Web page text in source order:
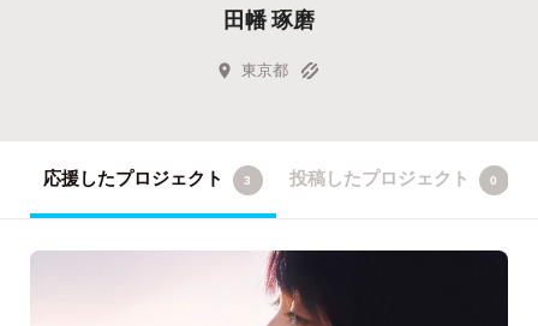
田幡 琢磨
東京都
応援したプロジェクト 3 投稿したプロジェクト 0